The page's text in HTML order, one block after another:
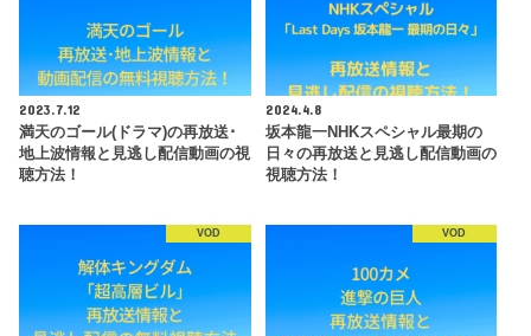
2023.7.12
満天のゴール(ドラマ)の再放送･
地上波情報と見逃し配信動画の視
聴方法！
2024.4.8
坂本龍一NHKスペシャル最期の
日々の再放送と見逃し配信動画の
視聴方法！
VOD VOD